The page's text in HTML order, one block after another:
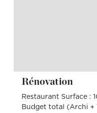
Rénovation
Restaurant Surface :
Budget total (Archi +